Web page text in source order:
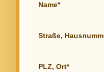
Name*
Straße,
PLZ, Ort*